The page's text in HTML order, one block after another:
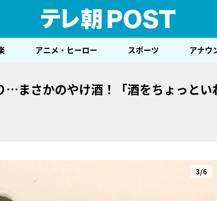
アニメ・ヒーロー スポーツ アナウ
…まさかのやけ酒！「酒をちょっとい
3/6